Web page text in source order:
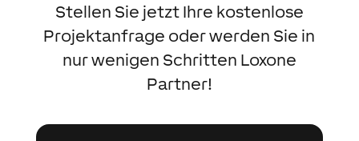
Stellen Sie jetzt Ihre kostenlose
Projektanfrage oder werden Sie in
nur wenigen Schritten Loxone
Partner!